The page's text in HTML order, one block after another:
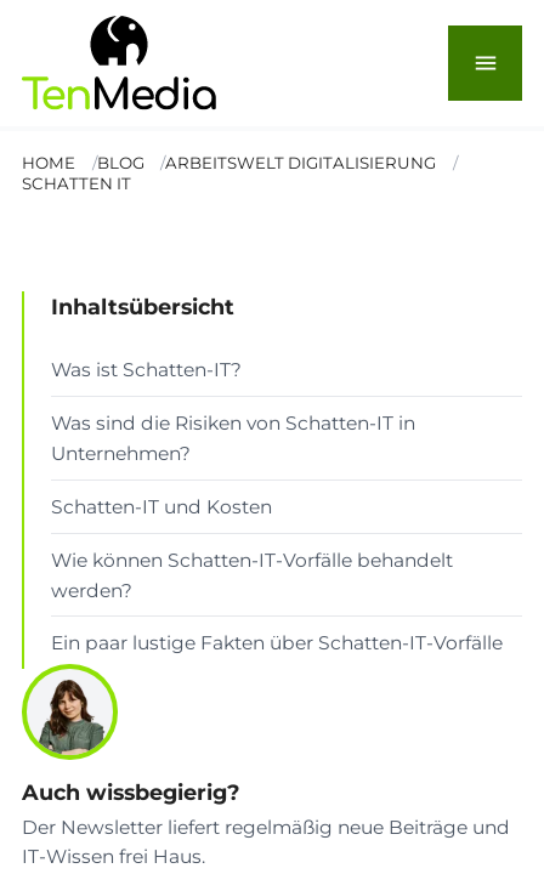
menu
HOME BLOG
ARBEITSWELT DIGITALISIERUNG
SCHATTEN IT
Schatten-IT: Ein Risiko für
Unternehmen
Inhaltsübersicht
Was ist Schatten-IT?
Was sind die Risiken von Schatten-IT in
Unternehmen?
Schatten-IT und Kosten
Wie können Schatten-IT-Vorfälle behandelt
werden?
Ein paar lustige Fakten über Schatten-IT-Vorfälle
Auch wissbegierig?
Der Newsletter liefert regelmäßig neue Beiträge und
IT-Wissen frei Haus.